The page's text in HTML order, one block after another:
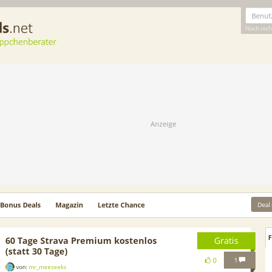
Noch
Bonus Deals Magazin Letzte Chance
Gratis
1
0
60 Tage Strava Premium kostenlos
(statt 30 Tage)
von: mr_meeseeks